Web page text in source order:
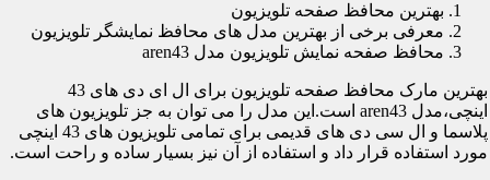
بهترین محافظ صفحه تلویزیون
معرفی برخی از بهترین مدل های محافظ نمایشگر تلویزیون
محافظ صفحه نمایش تلویزیون مدل aren43
بهترین مارک محافظ صفحه تلویزیون برای ال ای دی های 43
اینچی،مدل aren43 است.این مدل را می توان به جز تلویزیون های
پلاسما و ال سی دی های قدیمی برای تمامی تلویزیون های 43 اینچی
مورد استفاده قرار داد و استفاده از آن نیز بسیار ساده و راحت است.